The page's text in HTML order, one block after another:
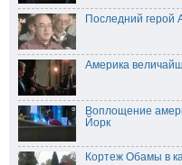
Последний герой
Америка
Воплощение
Йорк
Кортеж Обамы в